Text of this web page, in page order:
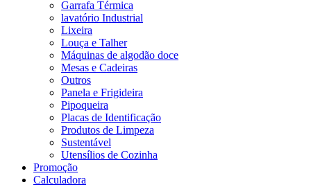
Garrafa Térmica
lavatório Industrial
Lixeira
Louça e Talher
Máquinas de algodão doce
Mesas e Cadeiras
Outros
Panela e Frigideira
Pipoqueira
Placas de Identificação
Produtos de Limpeza
Sustentável
Utensílios de Cozinha
Promoção
Calculadora